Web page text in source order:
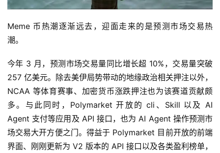
Meme 币热潮逐渐远去，迎面走来的是预测市场交易热
潮。
今年 3 月，预测市场交易量同比增长超 10%，交易量突破
257 亿美元。除去美伊局势带动的地缘政治相关押注以外，
NCAA 等体育赛事、加密货币涨跌押注也为该赛道贡献颇
多。与此同时，Polymarket 开放的 cli、Skill 以及 AI
Agent 支付等应用及 API 接口，也为 AI Agent 操作预测市
场交易大开方便之门。得益于 Polymarket 目前开放的前端
界面、刚刚更新为 V2 版本的 API 接口以及各类盈利榜单，